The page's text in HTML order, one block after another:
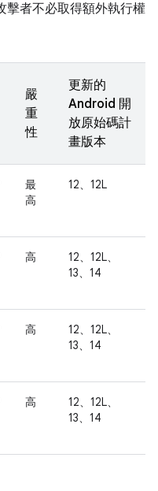
擊者不必取得額外執行權
嚴
重
性
更新的
Android 開
放原始碼計
畫版本
最
高
12、12L
高
12、12L、
13、14
高
12、12L、
13、14
高
12、12L、
13、14